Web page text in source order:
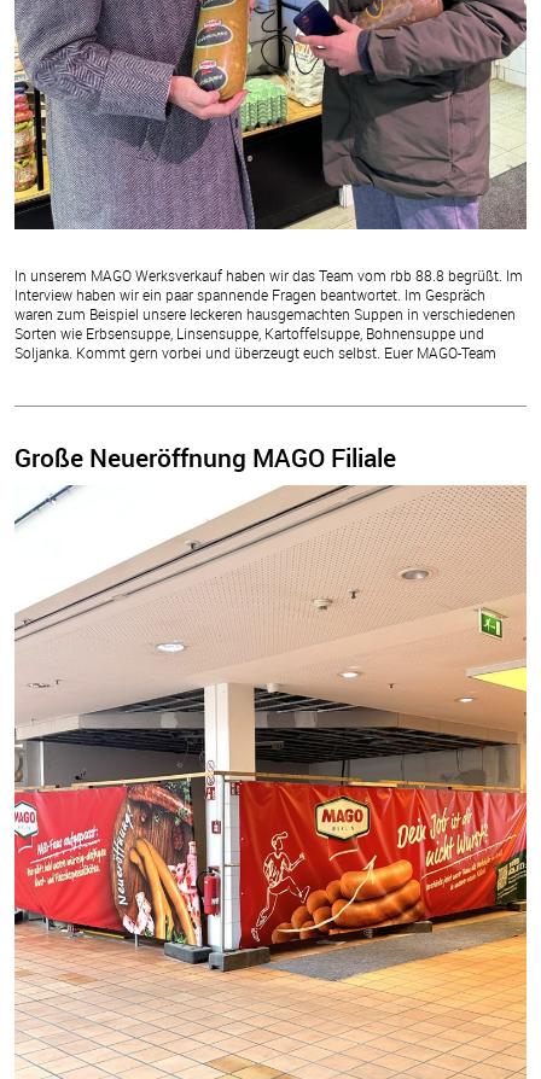
In unserem MAGO Werksverkauf haben wir das Team vom rbb 88.8 begrüßt. Im
Interview haben wir ein paar spannende Fragen beantwortet. Im Gespräch
waren zum Beispiel unsere leckeren hausgemachten Suppen in verschiedenen
Sorten wie Erbsensuppe, Linsensuppe, Kartoffelsuppe, Bohnensuppe und
Soljanka. Kommt gern vorbei und überzeugt euch selbst. Euer MAGO-Team
Große Neueröffnung MAGO Filiale